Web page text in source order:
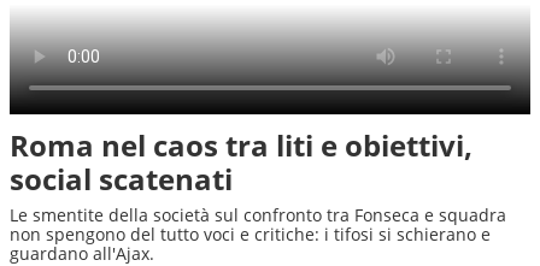
Roma nel caos tra liti e obiettivi,
social scatenati
Le smentite della società sul confronto tra Fonseca e squadra
non spengono del tutto voci e critiche: i tifosi si schierano e
guardano all'Ajax.